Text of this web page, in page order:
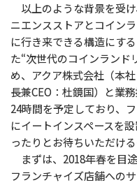
以上のような背景を受
ニエンスストアとコイン
に行き来できる構造にす
た“次世代のコインランド
め、アクア株式会社（本
長兼CEO：杜鏡国）と業
24時間を予定しており、
にイートインスペースを
ったりとお待ちいただけ
まずは、2018年春を目
フランチャイズ店舗への